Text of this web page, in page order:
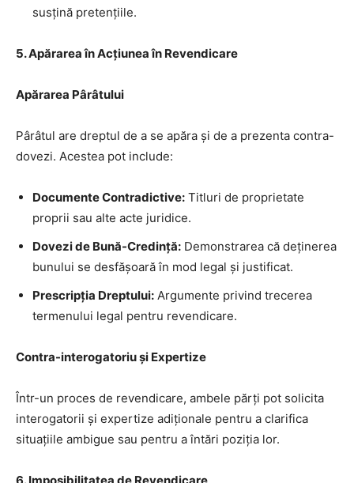
susțină pretențiile.
5. Apărarea în Acțiunea în Revendicare
Apărarea Pârâtului
Pârâtul are dreptul de a se apăra și de a prezenta contra-
dovezi. Acestea pot include:
Documente Contradictive: Titluri de proprietate
proprii sau alte acte juridice.
Dovezi de Bună-Credință: Demonstrarea că deținerea
bunului se desfășoară în mod legal și justificat.
Prescripția Dreptului: Argumente privind trecerea
termenului legal pentru revendicare.
Contra-interogatoriu și Expertize
Într-un proces de revendicare, ambele părți pot solicita
interogatorii și expertize adiționale pentru a clarifica
situațiile ambigue sau pentru a întări poziția lor.